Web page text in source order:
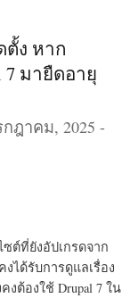
ตั้ง หาก
7 มายืดอายุ
กฎาคม, 2025 -
ซต์ที่ยังอัปเกรดจาก
งได้รับการดูแลเรื่อง
ต้องใช้ Drupal 7 ใน